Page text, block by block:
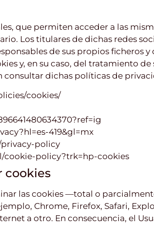
que permiten acceder a las
Los titulares de dichas redes
de sus propios ficheros
y, en su caso, del tratamiento
consultar dichas políticas de
cookies/
419&gl=mx
policy
policy?trk=hp-cookies
cookies
las cookies —total o
Chrome, Firefox, Safari,
a otro. En consecuencia, el